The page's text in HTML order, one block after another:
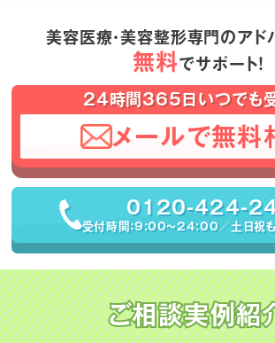
美容医療・美容整形専門のアド
無料でサポート！
24時間365日いつでも
メールで無料
0120-424-
受付時間：9:00〜24:00／土日祝も
ご相談実例紹